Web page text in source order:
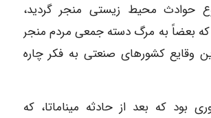
حوادث محیط زیستی منجر گردید،
که بعضاً به مرگ دسته جمعی مردم منجر
وقایع کشورهای صنعتی به فکر چاره
بود که بعد از حادثه میناماتا، که